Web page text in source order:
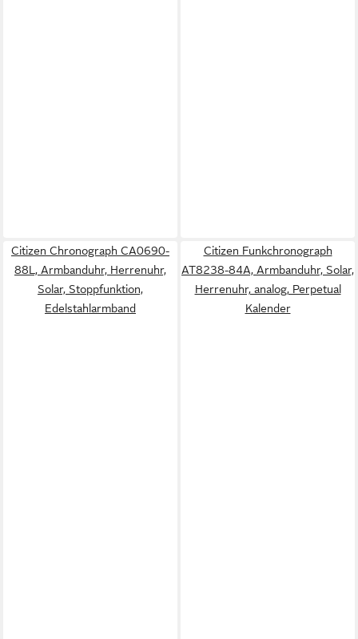
Citizen Chronograph CA0690-
88L, Armbanduhr, Herrenuhr,
Solar, Stoppfunktion,
Edelstahlarmband
Citizen Funkchronograph
AT8238-84A, Armbanduhr, Solar,
Herrenuhr, analog, Perpetual
Kalender